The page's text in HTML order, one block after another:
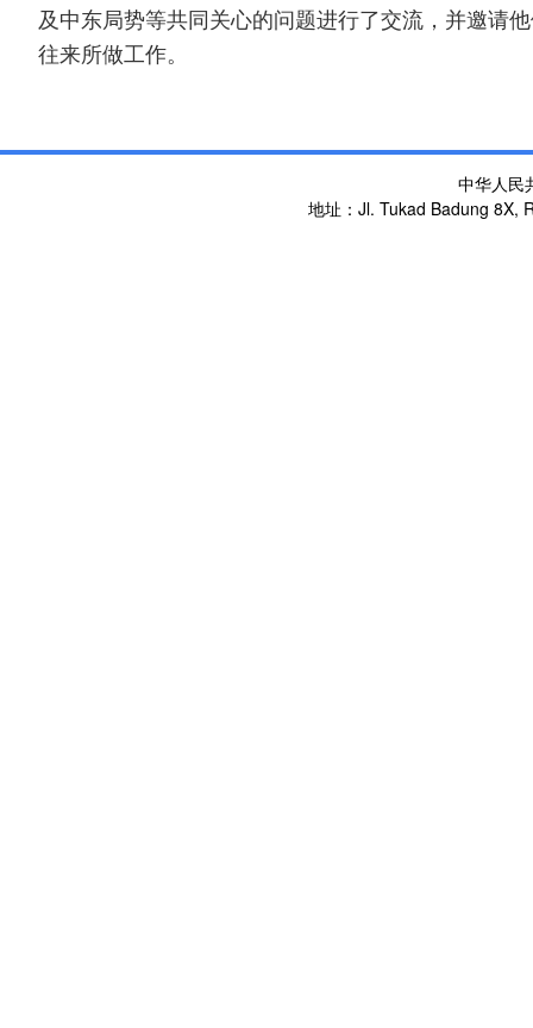
及中东局势等共同关心的问题进行了交流，并邀请
往来所做工作。
中华人民
地址：Jl. Tukad Badung 8X,